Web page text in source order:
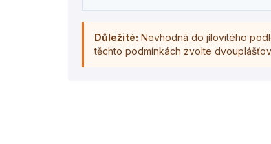
Důležité: Nevhodná do jílovitého
těchto podmínkách zvolte